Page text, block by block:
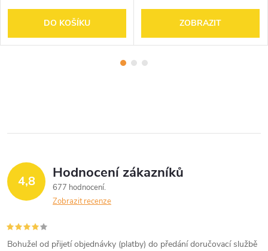
DO KOŠÍKU ZOBRAZIT
4,8 Hodnocení zákazníků
677 hodnocení
Zobrazit recenze
Bohužel od přijetí objednávky (platby) do předání doručovací službě